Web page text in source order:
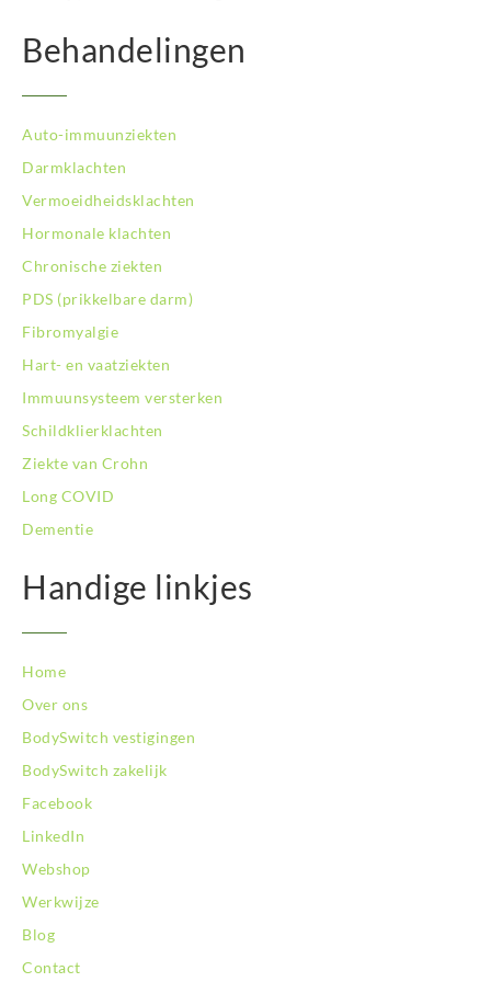
BodySwitch Lelystad
BodySwitch Maastricht
BodySwitch Nieuwegein
BodySwitch Oss
BodySwitch Purmerend
BodySwitch Roosendaal
BodySwitch Rotterdam-Oost
BodySwitch Schiedam
BodySwitch Son en Breugel
BodySwitch Tilburg
BodySwitch Utrecht
BodySwitch Veluwe
BodySwitch Venlo
BodySwitch Westland
BodySwitch Zaandam
BodySwitch Zuid-Kennemerland
BodySwitch Zuid-Limburg
BodySwitch Zwolle
Behandelingen
Auto-immuunziekten
Darmklachten
Vermoeidheidsklachten
Hormonale klachten
Chronische ziekten
PDS (prikkelbare darm)
Fibromyalgie
Hart- en vaatziekten
Immuunsysteem versterken
Schildklierklachten
Ziekte van Crohn
Long COVID
Dementie
Handige linkjes
Home
Over ons
BodySwitch vestigingen
BodySwitch zakelijk
Facebook
LinkedIn
Webshop
Werkwijze
Blog
Contact